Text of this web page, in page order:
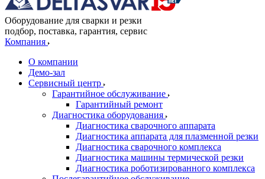
Оборудование для сварки и резки
подбор, поставка, гарантия, сервис
Компания
О компании
Демо-зал
Сервисный центр
Гарантийное обслуживание
Гарантийный ремонт
Диагностика оборудования
Диагностика сварочного аппарата
Диагностика аппарата для плазменной резки
Диагностика сварочного комплекса
Диагностика машины термической резки
Диагностика роботизированного комплекса